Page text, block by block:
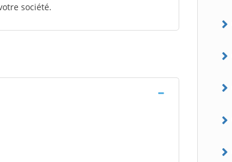
société.